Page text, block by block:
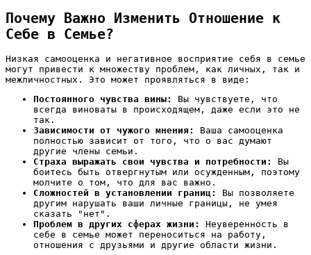
Почему Важно Изменить Отношение к
Себе в Семье?
Низкая самооценка и негативное восприятие себя в семье
могут привести к множеству проблем, как личных, так и
межличностных. Это может проявляться в виде:
Постоянного чувства вины:
Вы чувствуете, что
всегда виноваты в происходящем, даже если это не
так.
Зависимости от чужого мнения:
Ваша самооценка
полностью зависит от того, что о вас думают
другие члены семьи.
Страха выражать свои чувства и потребности:
Вы
боитесь быть отвергнутым или осужденным, поэтому
молчите о том, что для вас важно.
Сложностей в установлении границ:
Вы позволяете
другим нарушать ваши личные границы, не умея
сказать "нет".
Проблем в других сферах жизни:
Неуверенность в
себе в семье может переноситься на работу,
отношения с друзьями и другие области жизни.